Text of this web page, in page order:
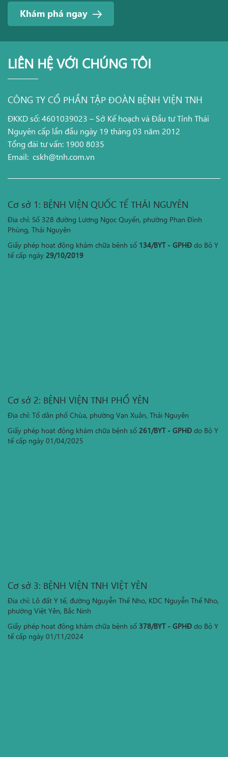
Khám phá ngay
LIÊN HỆ VỚI CHÚNG TÔI
CÔNG TY CỔ PHẦN TẬP ĐOÀN BỆNH VIỆN TNH
ĐKKD số: 4601039023 – Sở Kế hoạch và Đầu tư Tỉnh Thái
Nguyên cấp lần đầu ngày 19 tháng 03 năm 2012
Tổng đài tư vấn: 1900 8035
Email: cskh@tnh.com.vn
Cơ sở 1: BỆNH VIỆN QUỐC TẾ THÁI NGUYÊN
Địa chỉ: Số 328 đường Lương Ngọc Quyến, phường Phan Đình
Phùng, Thái Nguyên
Giấy phép hoạt động khám chữa bệnh số 134/BYT - GPHĐ do Bộ Y
tế cấp ngày 29/10/2019
Cơ sở 2: BỆNH VIỆN TNH PHỔ YÊN
Địa chỉ: Tổ dân phố Chùa, phường Vạn Xuân, Thái Nguyên
Giấy phép hoạt động khám chữa bệnh số 261/BYT - GPHĐ do Bộ Y
tế cấp ngày 01/04/2025
Cơ sở 3: BỆNH VIỆN TNH VIỆT YÊN
Địa chỉ: Lô đất Y tế, đường Nguyễn Thế Nho, KDC Nguyễn Thế Nho,
phường Việt Yên, Bắc Ninh
Giấy phép hoạt động khám chữa bệnh số 378/BYT - GPHĐ do Bộ Y
tế cấp ngày 01/11/2024